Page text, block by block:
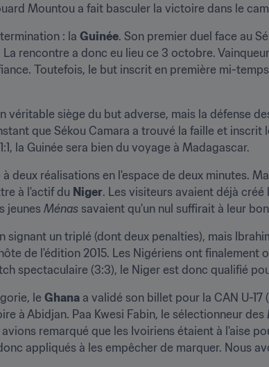
Mountou a fait basculer la victoire dans le
: la Guinée. Son premier duel face au
rencontre a donc eu lieu ce 3 octobre.
Toutefois, le but inscrit en première mi-
véritable siège du but adverse, mais la défense
que Sékou Camara a trouvé la faille et
la Guinée sera bien du voyage à Madagascar.
deux réalisations en l'espace de deux minutes.
à l'actif du Niger. Les visiteurs avaient déjà
jeunes Ménas savaient qu'un nul suffirait à leur
signant un triplé (dont deux penalties), mais
de l'édition 2015. Les Nigériens ont finalement
spectaculaire (3:3), le Niger est donc qualifié
le Ghana a validé son billet pour la CAN U-17
à Abidjan. Paa Kwesi Fabin, le sélectionneur des
remarqué que les Ivoiriens étaient à l'aise
appliqués à les empêcher de marquer. Nous